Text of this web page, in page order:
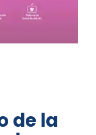
de la